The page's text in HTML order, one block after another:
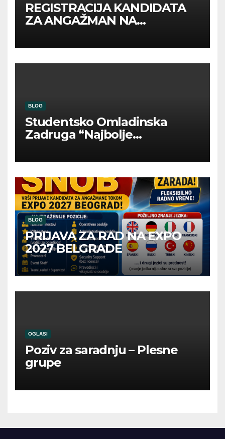
REGISTRACIJA KANDIDATA
ZA ANGAŽMAN NA
BLOG
Studentsko Omladinska
Zadruga “Najbolje
BLOG
PRIJAVA ZA RAD NA EXPO
2027 BELGRADE
OGLASI
Poziv za saradnju – Plesne
grupe